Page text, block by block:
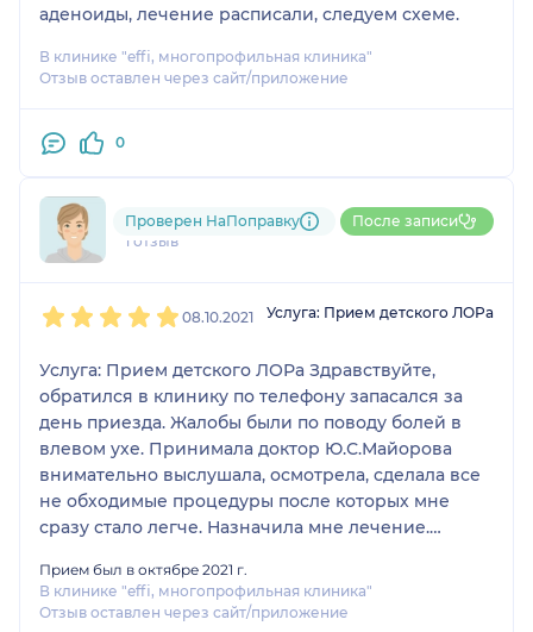
аденоиды, лечение расписали, следуем схеме.
В клинике "effi, многопрофильная клиника"
Отзыв оставлен через сайт/приложение
0
795....@....ru
1 отзыв
Проверен НаПоправку После записи
08.10.2021 Услуга: Прием детского ЛОРа
Услуга: Прием детского ЛОРа Здравствуйте,
обратился в клинику по телефону запасался за
день приезда. Жалобы были по поводу болей в
влевом ухе. Принимала доктор Ю.С.Майорова
внимательно выслушала, осмотрела, сделала все
не обходимые процедуры после которых мне
сразу стало легче. Назначила мне лечение.
клиники особенно о докторе. Желаю вам
процветания и успехов в вашей работе!
Прием был в октябре 2021 г.
В клинике "effi, многопрофильная клиника"
Отзыв оставлен через сайт/приложение